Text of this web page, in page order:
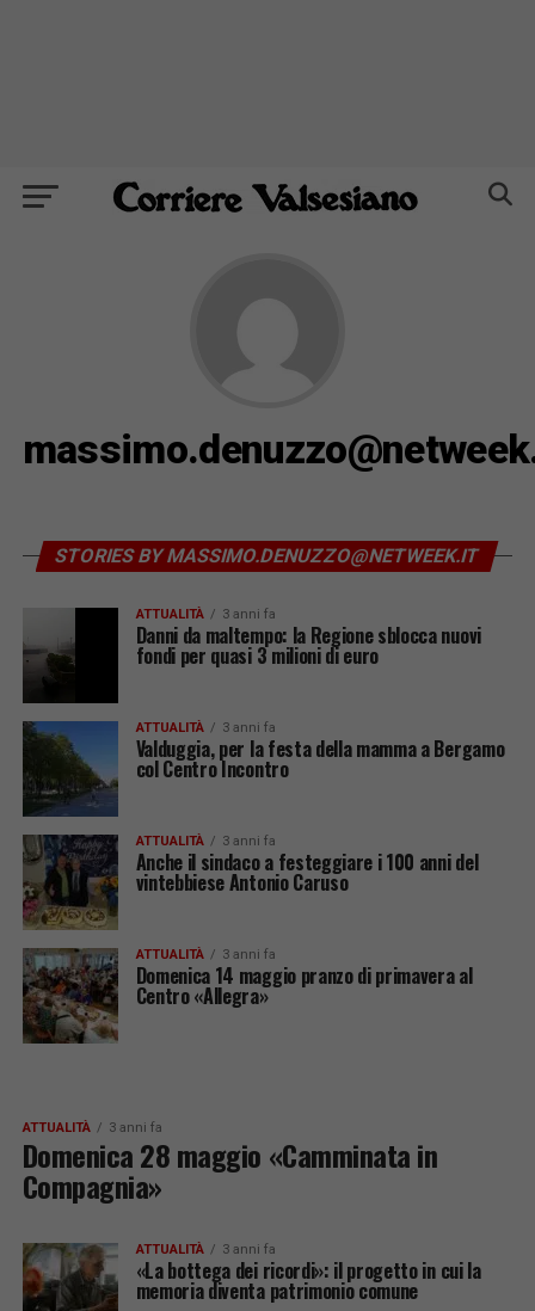
STORIES BY MASSIMO.DENUZZO@NETWEEK.IT
ATTUALITÀ 3 anni fa
Danni da maltempo: la Regione sblocca nuovi
fondi per quasi 3 milioni di euro
ATTUALITÀ 3 anni fa
Valduggia, per la festa della mamma a Bergamo
col Centro Incontro
ATTUALITÀ 3 anni fa
Anche il sindaco a festeggiare i 100 anni del
vintebbiese Antonio Caruso
ATTUALITÀ 3 anni fa
Domenica 14 maggio pranzo di primavera al
Centro «Allegra»
ATTUALITÀ 3 anni fa
Domenica 28 maggio «Camminata in
Compagnia»
ATTUALITÀ 3 anni fa
«La bottega dei ricordi»: il progetto in cui la
memoria diventa patrimonio comune